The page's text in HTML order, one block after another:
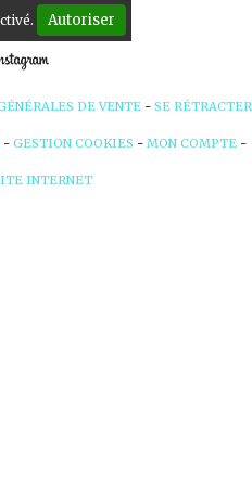
Autoriser
DE VENTE SE RÉTRACTER
GESTION COOKIES MON COMPTE
INTERNET